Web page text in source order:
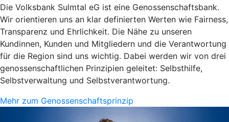
Die Volksbank Sulmtal eG ist eine Genossenschaftsbank.
Wir orientieren uns an klar definierten Werten wie Fairness,
Transparenz und Ehrlichkeit. Die Nähe zu unseren
Kundinnen, Kunden und Mitgliedern und die Verantwortung
für die Region sind uns wichtig. Dabei werden wir von drei
genossenschaftlichen Prinzipien geleitet: Selbsthilfe,
Selbstverwaltung und Selbstverantwortung.
Mehr zum Genossenschaftsprinzip